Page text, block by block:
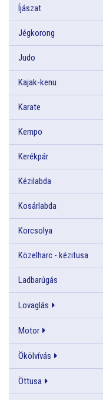
Íjászat
Jégkorong
Judo
Kajak-kenu
Karate
Kempo
Kerékpár
Kézilabda
Kosárlabda
Korcsolya
Közelharc - kézitusa
Ladbarúgás
Lovaglás
Motor
Ökölvívás
Öttusa